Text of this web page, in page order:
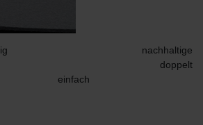
nachhaltige
doppelt